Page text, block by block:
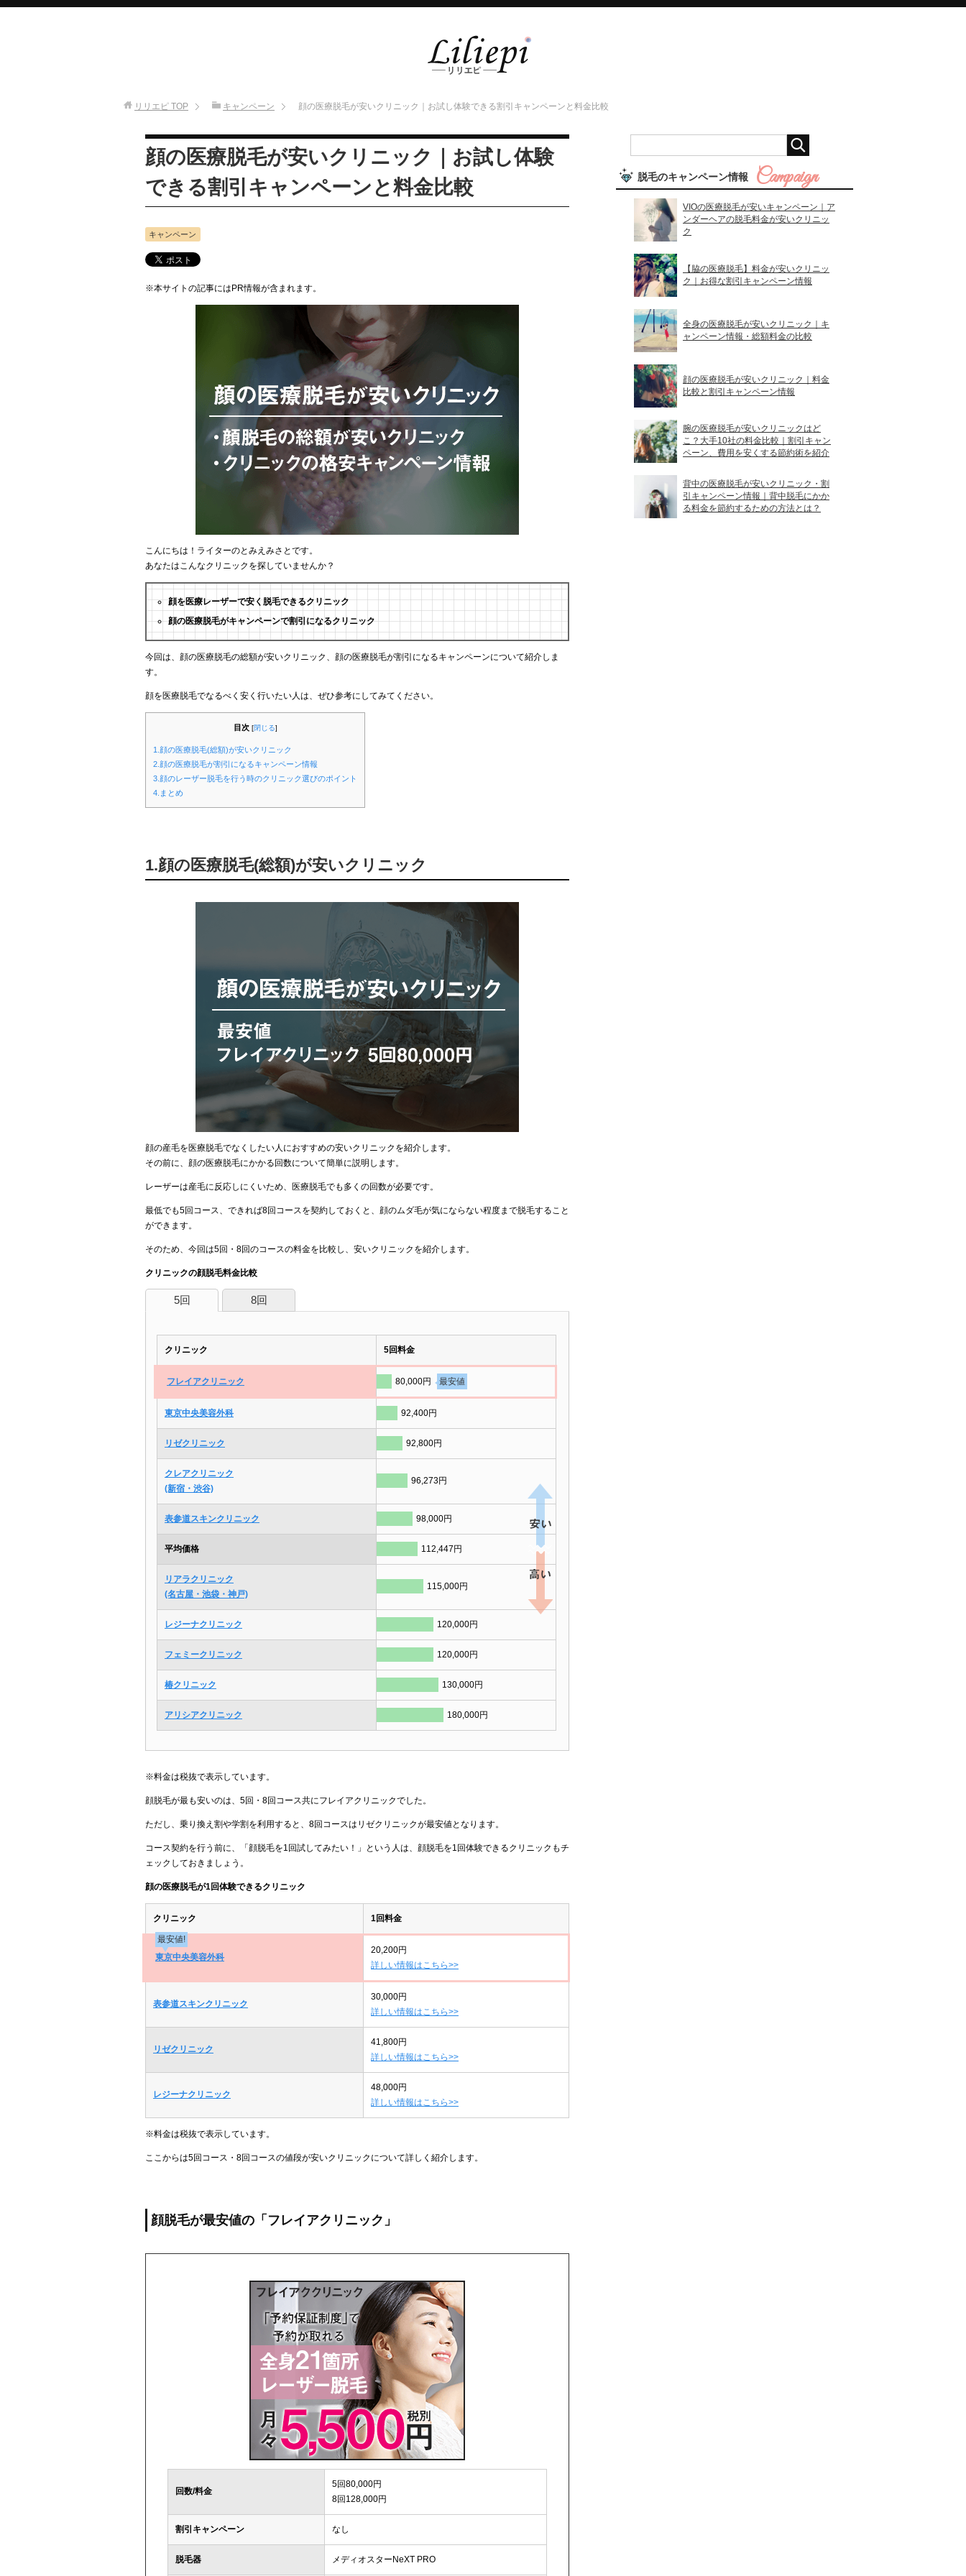
リリエピ TOP キャンペーン 顔の医療脱毛が安いクリニック｜お試し体験できる割引キャンペーンと料金比較
顔の医療脱毛が安いクリニック｜お試し体験
できる割引キャンペーンと料金比較
キャンペーン
※本サイトの記事にはPR情報が含まれます。
こんにちは！ライターのとみえみさとです。
あなたはこんなクリニックを探していませんか？
顔を医療レーザーで安く脱毛できるクリニック
顔の医療脱毛がキャンペーンで割引になるクリニック
今回は、顔の医療脱毛の総額が安いクリニック、顔の医療脱毛が割引になるキャンペーンについて紹介しま
す。
顔を医療脱毛でなるべく安く行いたい人は、ぜひ参考にしてみてください。
目次 [閉じる]
1.顔の医療脱毛(総額)が安いクリニック
2.顔の医療脱毛が割引になるキャンペーン情報
3.顔のレーザー脱毛を行う時のクリニック選びのポイント
4.まとめ
1.顔の医療脱毛(総額)が安いクリニック
顔の産毛を医療脱毛でなくしたい人におすすめの安いクリニックを紹介します。
その前に、顔の医療脱毛にかかる回数について簡単に説明します。
レーザーは産毛に反応しにくいため、医療脱毛でも多くの回数が必要です。
最低でも5回コース、できれば8回コースを契約しておくと、顔のムダ毛が気にならない程度まで脱毛すること
ができます。
そのため、今回は5回・8回のコースの料金を比較し、安いクリニックを紹介します。
クリニックの顔脱毛料金比較
5回 8回
クリニック 5回料金
フレイアクリニック 80,000円 最安値
東京中央美容外科 92,400円
リゼクリニック 92,800円
クレアクリニック
(新宿・渋谷)
96,273円
表参道スキンクリニック 98,000円
平均価格 112,447円
リアラクリニック
(名古屋・池袋・神戸)
115,000円
レジーナクリニック 120,000円
フェミークリニック 120,000円
椿クリニック 130,000円
アリシアクリニック 180,000円
※料金は税抜で表示しています。
顔脱毛が最も安いのは、5回・8回コース共にフレイアクリニックでした。
ただし、乗り換え割や学割を利用すると、8回コースはリゼクリニックが最安値となります。
コース契約を行う前に、「顔脱毛を1回試してみたい！」という人は、顔脱毛を1回体験できるクリニックもチ
ェックしておきましょう。
顔の医療脱毛が1回体験できるクリニック
クリニック 1回料金
最安値!
東京中央美容外科
20,200円
詳しい情報はこちら>>
表参道スキンクリニック
30,000円
詳しい情報はこちら>>
リゼクリニック
41,800円
詳しい情報はこちら>>
レジーナクリニック
48,000円
詳しい情報はこちら>>
※料金は税抜で表示しています。
ここからは5回コース・8回コースの値段が安いクリニックについて詳しく紹介します。
顔脱毛が最安値の「フレイアクリニック」
回数/料金
5回80,000円
8回128,000円
割引キャンペーン なし
脱毛器 メディオスターNeXT PRO
脱毛のキャンペーン情報
VIOの医療脱毛が安いキャンペーン｜ア
ンダーヘアの脱毛料金が安いクリニッ
ク
【脇の医療脱毛】料金が安いクリニッ
ク｜お得な割引キャンペーン情報
全身の医療脱毛が安いクリニック｜キ
ャンペーン情報・総額料金の比較
顔の医療脱毛が安いクリニック｜料金
比較と割引キャンペーン情報
腕の医療脱毛が安いクリニックはど
こ？大手10社の料金比較｜割引キャン
ペーン、費用を安くする節約術を紹介
背中の医療脱毛が安いクリニック・割
引キャンペーン情報｜背中脱毛にかか
る料金を節約するための方法とは？